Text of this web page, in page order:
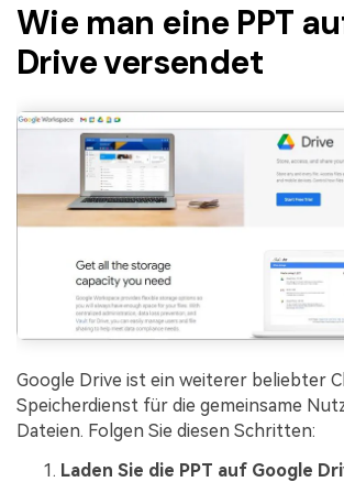
Wie man eine PPT
Drive versendet
Google Drive ist ein weiterer beliebter
Speicherdienst für die gemeinsame
Dateien. Folgen Sie diesen Schritten:
Laden Sie die PPT auf Google